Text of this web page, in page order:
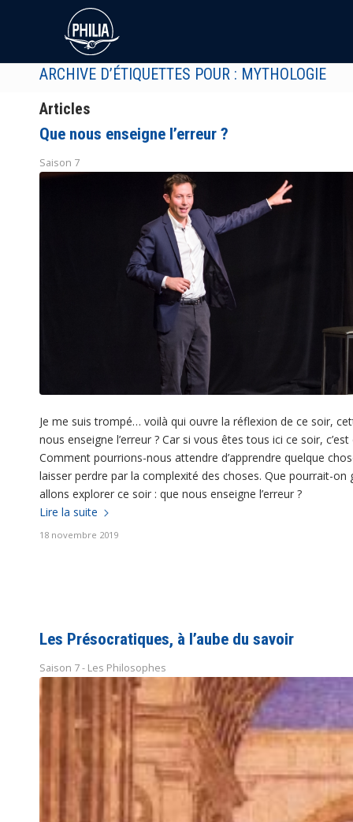
ARCHIVE D’ÉTIQUETTES POUR : MYTHOLOGIE
Articles
Que nous enseigne l’erreur ?
Saison 7
Je me suis trompé… voilà qui ouvre la réflexion de ce soir,
nous enseigne l’erreur ? Car si vous êtes tous ici ce soir,
Comment pourrions-nous attendre d’apprendre quelque
laisser perdre par la complexité des choses. Que pourrait-
allons explorer ce soir : que nous enseigne l’erreur ?
Lire la suite
18 novembre 2019
Les Présocratiques, à l’aube du savoir
Saison 7 - Les Philosophes